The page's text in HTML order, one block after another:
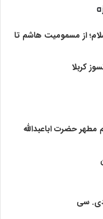
از مسمومیت هاشم تا
کربلا
مطهر حضرت اباعبدالله
دی. سی